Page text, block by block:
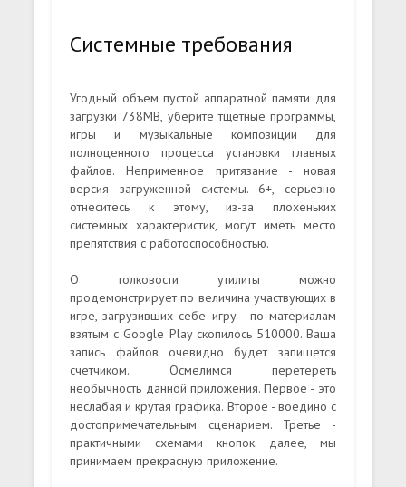
Системные требования
Угодный объем пустой аппаратной памяти для
загрузки 738MB, уберите тщетные программы,
игры и музыкальные композиции для
полноценного процесса установки главных
файлов. Неприменное притязание - новая
версия загруженной системы. 6+, серьезно
отнеситесь к этому, из-за плохеньких
системных характеристик, могут иметь место
препятствия с работоспособностью.
О толковости утилиты можно
продемонстрирует по величина участвующих в
игре, загрузивших себе игру - по материалам
взятым с Google Play скопилось 510000. Ваша
запись файлов очевидно будет запишется
счетчиком. Осмелимся перетереть
необычность данной приложения. Первое - это
неслабая и крутая графика. Второе - воедино с
достопримечательным сценарием. Третье -
практичными схемами кнопок. далее, мы
принимаем прекрасную приложение.